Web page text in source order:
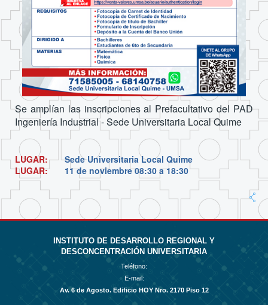
Se amplían las inscripciones al Prefacultativo del PAD
Ingeniería Industrial - Sede Universitaria Local Quime
LUGAR:Sede Universitaria Local Quime
LUGAR: 11 de noviembre08:30 a 18:30
INSTITUTO DE DESARROLLO REGIONAL Y
DESCONCENTRACIÓN UNIVERSITARIA
Teléfono:
E-mail:
Av. 6 de Agosto. Edificio HOY Nro. 2170 Piso 12